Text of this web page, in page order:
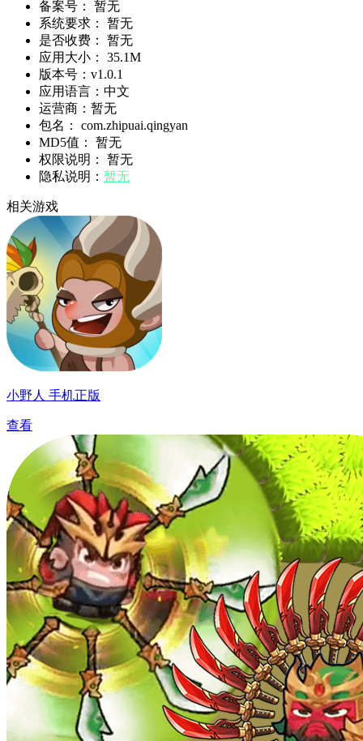
备案号：
暂无
系统要求：
暂无
是否收费：
暂无
应用大小：
35.1M
版本号： v1.0.1
应用语言： 中文
运营商： 暂无
包名：
com.zhipuai.qingyan
MD5值：
暂无
权限说明：
暂无
隐私说明： 暂无
相关游戏
小野人 手机正版
查看